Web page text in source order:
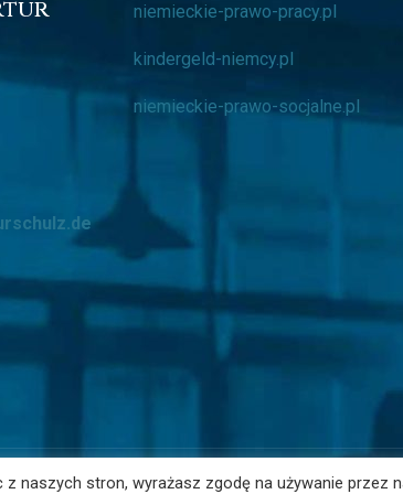
niemieckie-prawo-pracy.pl
kindergeld-niemcy.pl
niemieckie-prawo-socjalne.pl
naszych stron, wyrażasz zgodę na używanie przez